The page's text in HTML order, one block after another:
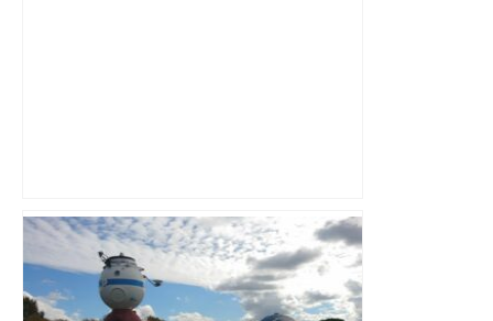
Municipales 2026 à Toulouse : voiture,
métro et train encombrent la campagne
électorale – – Le Mans.maville.com